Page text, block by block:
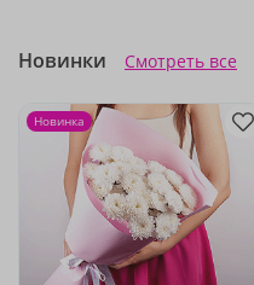
Новинки Смотреть все
Новинка